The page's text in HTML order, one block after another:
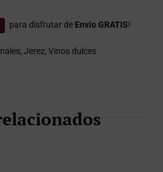
para disfrutar de Envío GRATIS!
, Jerez, Vinos dulces